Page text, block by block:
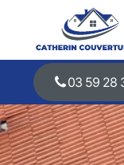
03 59 28